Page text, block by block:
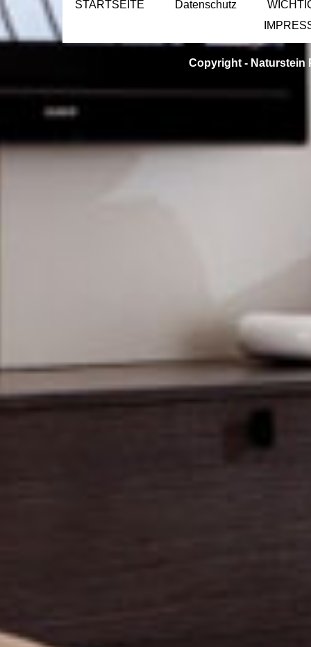
STARTSEITE Datenschutz
Copyright - Naturstein